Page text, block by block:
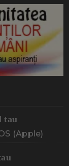
tau
(Apple)